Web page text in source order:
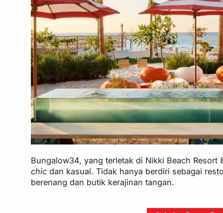
Bungalow34, yang terletak di Nikki Beach
chic dan kasual. Tidak hanya berdiri sebagai
berenang dan butik kerajinan tangan.